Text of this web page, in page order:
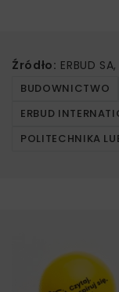
Źródło: ERBUD
BUDOWNICTWO
ERBUD
POLITECHNIKA